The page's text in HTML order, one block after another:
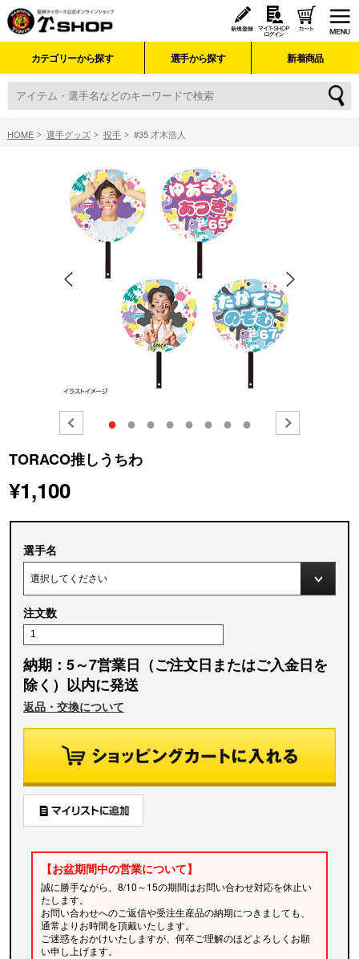
カテゴリーから探す 選手から探す 新着商品
HOME 選手グッズ 投手 #35 才木浩人
● ● ● ● ● ● ● ●
TORACO推しうちわ
¥1,100
選手名
注文数
納期：5～7営業日（ご注文日またはご入金日を
除く）以内に発送
返品・交換について
【お盆期間中の営業について】
誠に勝手ながら、8/10～15の期間はお問い合わせ対応を休止い
たします。
お問い合わせへのご返信や受注生産品の納期につきましても、
通常よりお時間を頂戴いたします。
ご迷惑をおかけいたしますが、何卒ご理解のほどよろしくお願
い申し上げます。